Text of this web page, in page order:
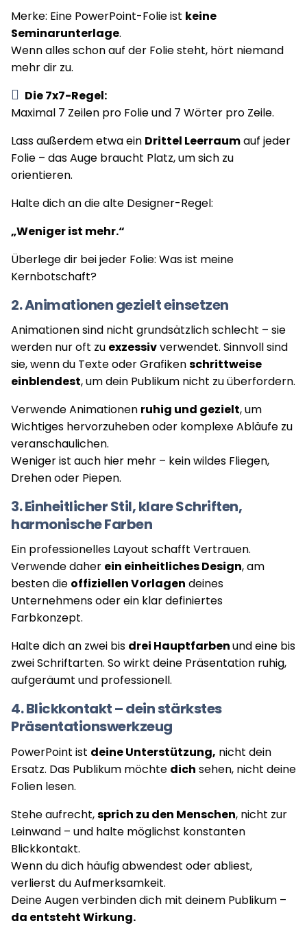
Merke: Eine PowerPoint-Folie ist keine
Seminarunterlage.
Wenn alles schon auf der Folie steht, hört niemand
mehr dir zu.
Die 7x7-Regel:
Maximal 7 Zeilen pro Folie und 7 Wörter pro Zeile.
Lass außerdem etwa ein Drittel Leerraumauf jeder
Folie – das Auge braucht Platz, um sich zu
orientieren.
Halte dich an die alte Designer-Regel:
„Weniger ist mehr.“
Überlege dir bei jeder Folie: Was ist meine
Kernbotschaft?
2. Animationen gezielt einsetzen
Animationen sind nicht grundsätzlich schlecht – sie
werden nur oft zu exzessivverwendet. Sinnvoll sind
sie, wenn du Texte oder Grafikenschrittweise
einblendest, um dein Publikum nicht zu überfordern.
Verwende Animationen ruhig und gezielt, um
Wichtiges hervorzuheben oder komplexe Abläufe zu
veranschaulichen.
Weniger ist auch hier mehr – kein wildes Fliegen,
Drehen oder Piepen.
3. Einheitlicher Stil, klare Schriften,
harmonische Farben
Ein professionelles Layout schafft Vertrauen.
Verwende daher ein einheitliches Design, am
besten die offiziellen Vorlagen deines
Unternehmens oder ein klar definiertes
Farbkonzept.
Halte dich an zwei bis drei Hauptfarbenund eine bis
zwei Schriftarten. So wirkt deine Präsentation ruhig,
aufgeräumt und professionell.
4. Blickkontakt – dein stärkstes
Präsentationswerkzeug
PowerPoint ist deine Unterstützung, nicht dein
Ersatz. Das Publikum möchte dich sehen, nicht deine
Folien lesen.
Stehe aufrecht,sprich zu den Menschen, nicht zur
Leinwand – und halte möglichst konstanten
Blickkontakt.
Wenn du dich häufig abwendest oder abliest,
verlierst du Aufmerksamkeit.
Deine Augen verbinden dich mit deinem Publikum –
da entsteht Wirkung.